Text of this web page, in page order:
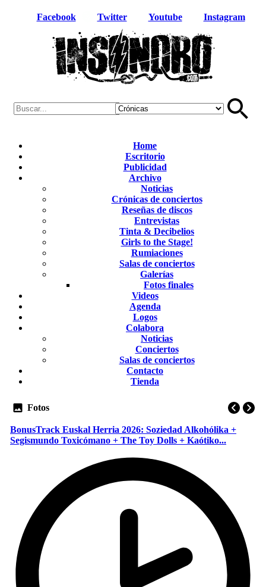
Facebook Twitter Youtube Instagram
Home
Escritorio
Publicidad
Archivo
Noticias
Crónicas de conciertos
Reseñas de discos
Entrevistas
Tinta & Decibelios
Girls to the Stage!
Rumiaciones
Salas de conciertos
Galerías
Fotos finales
Videos
Agenda
Logos
Colabora
Noticias
Conciertos
Salas de conciertos
Contacto
Tienda
Fotos
BonusTrack Euskal Herria 2026: Soziedad Alkohólika +
Segismundo Toxicómano + The Toy Dolls + Kaótiko...